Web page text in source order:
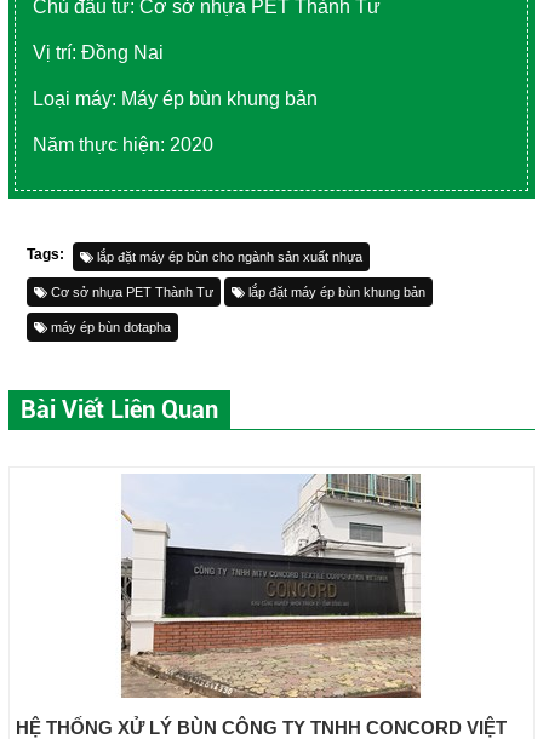
Chủ đẩu tư: Cơ sở nhựa PET Thành Tư
Vị trí: Đồng Nai
Loại máy: Máy ép bùn khung bản
Năm thực hiện: 2020
Tags: lắp đặt máy ép bùn cho ngành sản xuất nhựa
Cơ sở nhựa PET Thành Tư lắp đặt máy ép bùn khung bản
máy ép bùn dotapha
Bài Viết Liên Quan
HỆ THỐNG XỬ LÝ BÙN CÔNG TY TNHH CONCORD VIỆT